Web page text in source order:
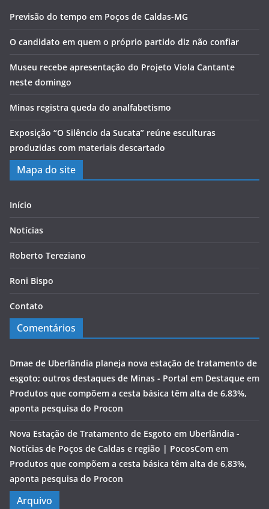
Previsão do tempo em Poços de Caldas-MG
O candidato em quem o próprio partido diz não confiar
Museu recebe apresentação do Projeto Viola Cantante
neste domingo
Minas registra queda do analfabetismo
Exposição “O Silêncio da Sucata” reúne esculturas
produzidas com materiais descartado
Mapa do site
Início
Notícias
Roberto Tereziano
Roni Bispo
Contato
Comentários
Dmae de Uberlândia planeja nova estação de tratamento de
esgoto; outros destaques de Minas - Portal em Destaque em
Produtos que compõem a cesta básica têm alta de 6,83%,
aponta pesquisa do Procon
Nova Estação de Tratamento de Esgoto em Uberlândia -
Notícias de Poços de Caldas e região | PocosCom em
Produtos que compõem a cesta básica têm alta de 6,83%,
aponta pesquisa do Procon
Arquivo